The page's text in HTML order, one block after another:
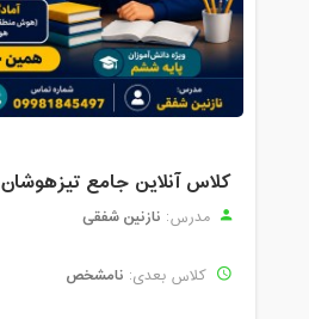
کلاس آنلاین جامع تیزهوشان
مدرس: نازنین شفقی
کلاس بعدی: نامشخص